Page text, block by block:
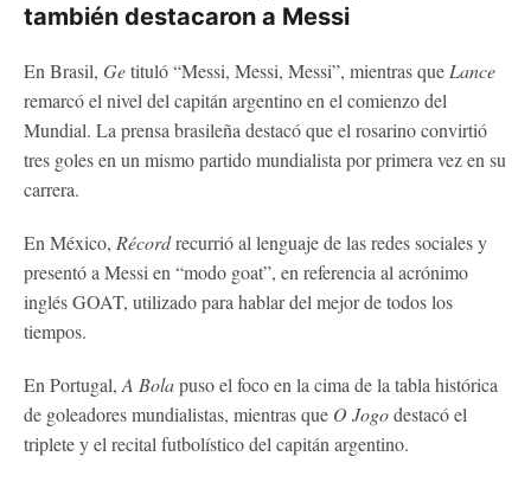
también destacaron a Messi
En Brasil, Getituló “Messi, Messi, Messi”, mientras que Lance
remarcó el nivel del capitán argentino en el comienzo del
Mundial. La prensa brasileña destacó que el rosarino convirtió
tres goles en un mismo partido mundialista por primera vez en su
carrera.
En México, Récordrecurrió al lenguaje de las redes sociales y
presentó a Messi en “modo goat”, en referencia al acrónimo
inglés GOAT, utilizado para hablar del mejor de todos los
tiempos.
En Portugal, A Bolapuso el foco en la cima de la tabla histórica
de goleadores mundialistas, mientras que O Jogodestacó el
triplete y el recital futbolístico del capitán argentino.